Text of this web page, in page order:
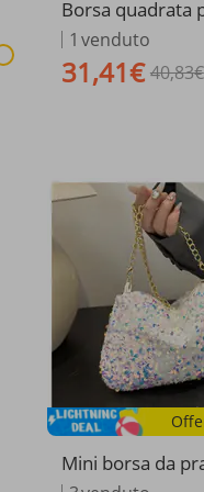
Borsa quadrata
24 Nuova borsa
catena
a a tracolla
tile in stile
onna Borsa a
1 venduto
31,41€ 40,83€
Mini borsa da
a da donna alla